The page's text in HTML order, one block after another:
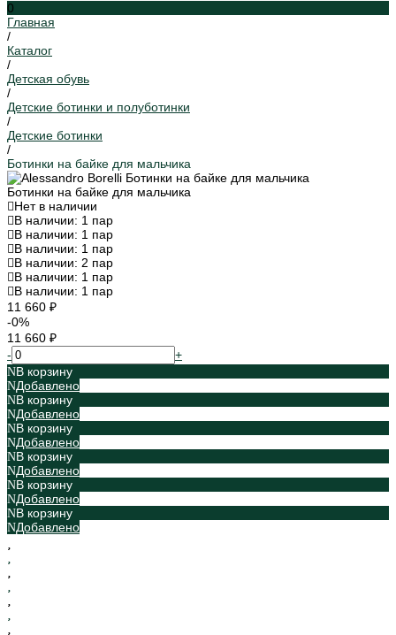
0
Главная
/
Каталог
/
Детская обувь
/
Детские ботинки и полуботинки
/
Детские ботинки
/
Ботинки на байке для мальчика
Ботинки на байке для мальчика
Нет в наличии
В наличии: 1 пар
В наличии: 1 пар
В наличии: 1 пар
В наличии: 2 пар
В наличии: 1 пар
В наличии: 1 пар
11 660 ₽
-0%
11 660 ₽
-
+
В корзину
Добавлено
В корзину
Добавлено
В корзину
Добавлено
В корзину
Добавлено
В корзину
Добавлено
В корзину
Добавлено